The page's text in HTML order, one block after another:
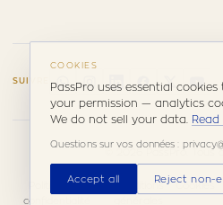
SUIVRE
© 2026 PassPro. Tous
Politique de
confidentialité
Conditions
Cookies
COOKIES
PassPro uses essential
your permission — analytics
We do not sell your data. Read
Questions sur vos données :
Accept all Reject non-